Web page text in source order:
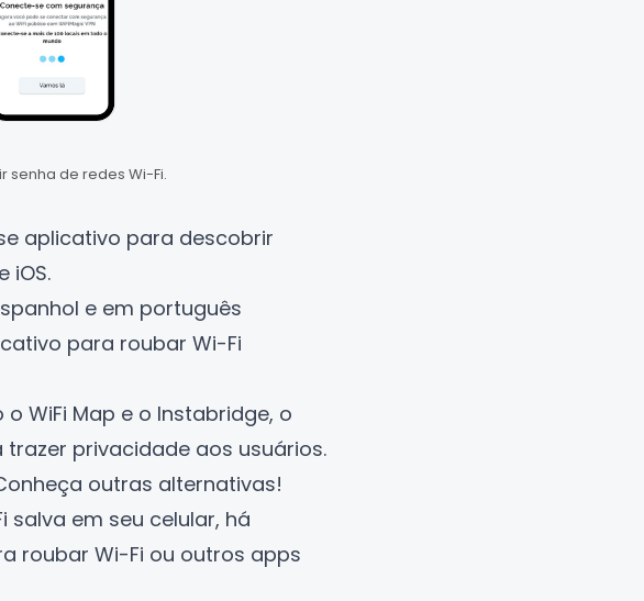
senha de redes Wi-Fi.
aplicativo para descobrir
e iOS.
e em português
para roubar Wi-Fi
WiFi Map e o Instabridge, o
trazer privacidade aos usuários.
outras alternativas!
salva em seu celular, há
roubar Wi-Fi ou outros apps